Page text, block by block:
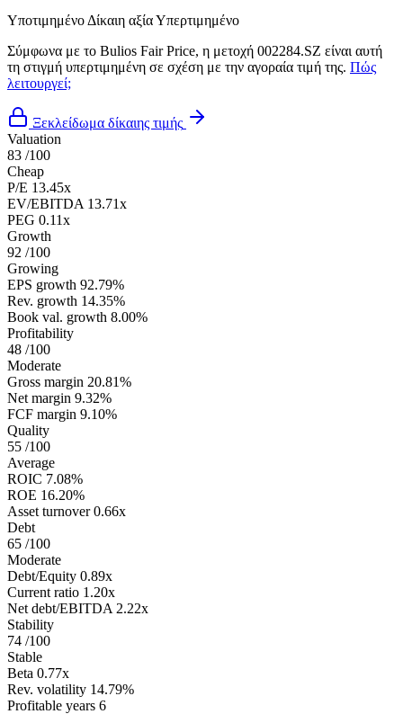
Υποτιμημένο Δίκαιη αξίαΥπερτιμημένο
Σύμφωνα με το Bulios Fair Price, η μετοχή 002284.SZ είναι αυτή
τη στιγμή υπερτιμημένη σε σχέση με την αγοραία τιμή της. Πώς
λειτουργεί;
Ξεκλείδωμα δίκαιης τιμής
Valuation
83 /100
Cheap
P/E 13.45x
EV/EBITDA 13.71x
PEG 0.11x
Growth
92 /100
Growing
EPS growth 92.79%
Rev. growth 14.35%
Book val. growth 8.00%
Profitability
48 /100
Moderate
Gross margin 20.81%
Net margin 9.32%
FCF margin 9.10%
Quality
55 /100
Average
ROIC 7.08%
ROE 16.20%
Asset turnover 0.66x
Debt
65 /100
Moderate
Debt/Equity 0.89x
Current ratio 1.20x
Net debt/EBITDA 2.22x
Stability
74 /100
Stable
Beta 0.77x
Rev. volatility 14.79%
Profitable years 6